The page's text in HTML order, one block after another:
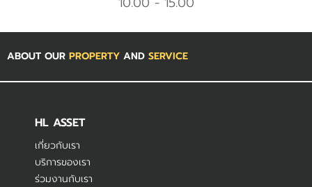
ABOUT OUR PROPERTY AND SERVICE
HL ASSET
เกี่ยวกับเรา
บริการของเรา
ร่วมงานกับเรา